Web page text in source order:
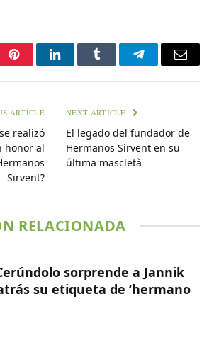
PinterestLinkedInTumblr TelegramEmail
ARTICLE
realizó
honor al
Sirvent?
NEXT ARTICLE
El legado del fundador de
Hermanos Sirvent en su
última mascletà
RELACIONADA
sorprende a Jannik
su etiqueta de ‘hermano